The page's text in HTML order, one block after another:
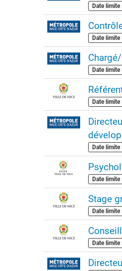
Date
Date
Date
Date
Date
Date
Stage
Date
Date